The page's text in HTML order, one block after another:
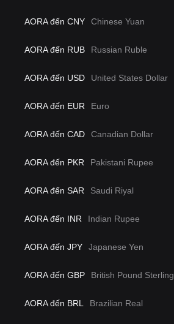
AORA đến CNY Chinese Yuan
AORA đến RUB Russian Ruble
AORA đến USD United States Dollar
AORA đến EUR Euro
AORA đến CAD Canadian Dollar
AORA đến PKR Pakistani Rupee
AORA đến SAR Saudi Riyal
AORA đến INR Indian Rupee
AORA đến JPY Japanese Yen
AORA đến GBP British Pound Sterling
AORA đến BRL Brazilian Real